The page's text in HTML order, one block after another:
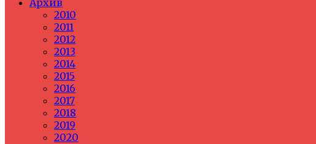
Архив
2010
2011
2012
2013
2014
2015
2016
2017
2018
2019
2020